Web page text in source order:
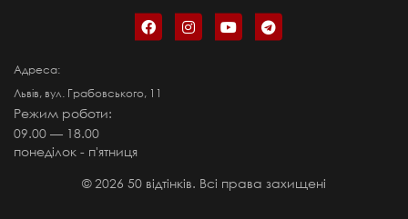
Адреса:
Львів, вул. Грабовського, 11
Режим роботи:
09.00 — 18.00
понеділок - п'ятниця
©2026 50 відтінків. Всі права захищені